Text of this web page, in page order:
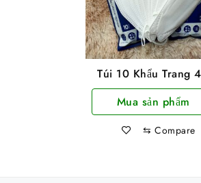
Túi 10 Khẩu Trang
TTCare Màu Trắng
Lớp KF94 Kín Mặt
Mua sản phẩm
⇆ Compare